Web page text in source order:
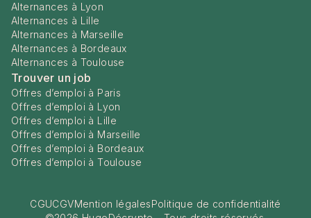
Alternances à Lyon
Alternances à Lille
Alternances à Marseille
Alternances à Bordeaux
Alternances à Toulouse
Trouver un job
Offres d’emploi à Paris
Offres d’emploi à Lyon
Offres d’emploi à Lille
Offres d’emploi à Marseille
Offres d’emploi à Bordeaux
Offres d’emploi à Toulouse
CGUCGVMention légalesPolitique de confidentialité